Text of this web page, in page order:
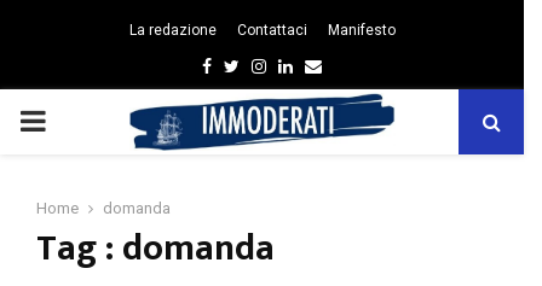
La redazione Contattaci Manifesto
Facebook
Twitter
Instagram
Linkedin
Email
PRIMARY
Home domanda
Tag : domanda